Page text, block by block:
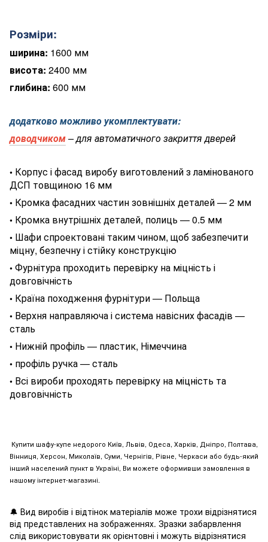
Розміри:
ширина: 1600 мм
висота: 2400 мм
глибина: 600 мм
додатково можливо укомплектувати:
доводчиком– для автоматичного закриття дверей
• Корпус і фасад виробу виготовлений з ламінованого
ДСП товщиною 16 мм
• Кромка фасадних частин зовнішніх деталей — 2 мм
• Кромка внутрішніх деталей, полиць — 0.5 мм
• Шафи спроектовані таким чином, щоб забезпечити
міцну, безпечну і стійку конструкцію
• Фурнітура проходить перевірку на міцність і
довговічність
• Країна походження фурнітури — Польща
• Верхня направляюча і система навісних фасадів —
сталь
• Нижній профіль — пластик, Німеччина
• профіль ручка — сталь
• Всі вироби проходять перевірку на міцність та
довговічність
Купити шафу-купе недорого Київ, Львів, Одеса, Харків, Дніпро, Полтава,
Вінниця, Херсон, Миколаїв, Суми, Чернігів, Рівне, Черкаси або будь-який
інший населений пункт в Україні, Ви можете оформивши замовлення в
нашому інтернет-магазині.
🔔 Вид виробів і відтінок матеріалів може трохи відрізнятися
від представлених на зображеннях. Зразки забарвлення
слід використовувати як орієнтовні і можуть відрізнятися